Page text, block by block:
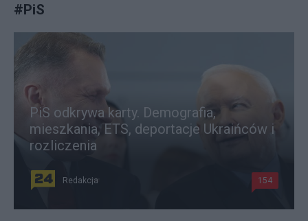
#PiS
PiS odkrywa karty. Demografia,
mieszkania, ETS, deportacje Ukraińców i
rozliczenia
Redakcja 154